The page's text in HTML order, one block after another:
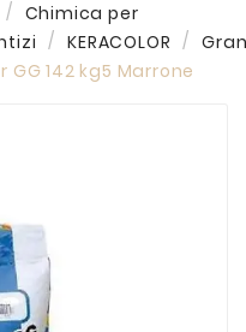
Chimica per
KERACOLOR
GG 142 kg5 Marrone